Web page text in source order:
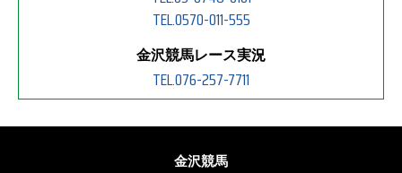
TEL.0570-011-555
金沢競馬レース実況
TEL.076-257-7711
金沢競馬